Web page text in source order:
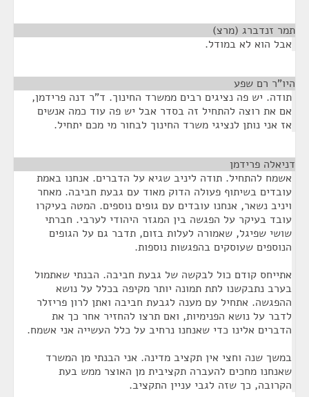
תמר זנדברג (מרצ)
אבל הוא לא במודל.
היו"ר רם שפע
תודה. יש פה נציגים רבים ממשרד החינוך. ד"ר דנה פרידמן,
אם את רוצה להתחיל זה בסדר אבל יש פה עוד כמה אנשים
אז אני נותן לנציגי משרד החינוך לבחור מי מכם יתחיל.
דניאלה פרידמן
אשמח להתחיל. תודה ליניב שגיא על הדברים. אנחנו באמת
עובדים בשיתוף פעולה הדוק מאוד עם גבעת חביבה. מאחר
ויניב נשאר, אנחנו עובדים עם גופים נוספים. המטה בעיקרו
עובד בעיקר על הפגשה בין המגזר היהודי לערבי. חברתי
שושי שפיגל, שאמורה לעלות בזום, תדבר גם על הגופים
הנוספים שעוסקים בהפגשות נוספות.
אתייחס קודם כול לבקשה של גבעת חביבה. הבנתי שאתמול
בערב נתבקשנו לתת תמונה יותר מקיפה בכלל על נושא
ההפגשה. אתחיל עם מענה לגבעת חביבה ואתן לרון פריזלר
לדבר על נושא הפנימיות, ואם תרצו להחזיר אחר כך את
הדברים אלינו כדי שאנחנו נרחיב על כלל העשייה אני אשמח.
במשך שנה וחצי אין תקציב מדינה. אני הבנתי מן המשרד
שאנחנו מחכים להעברה תקציבית מן האוצר ממש בעת
הקרובה, כך שזה לגבי עניין התקציב.